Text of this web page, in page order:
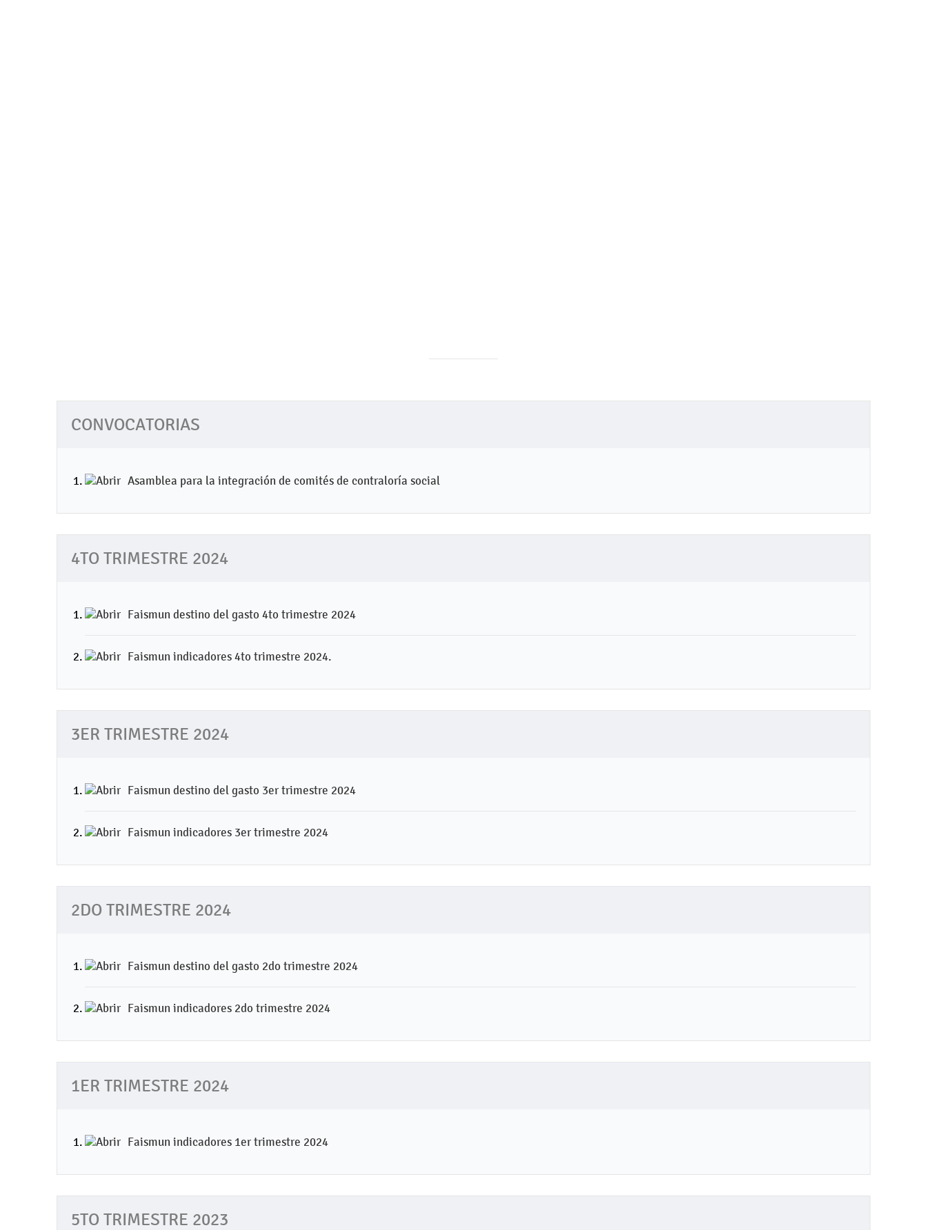
CONVOCATORIAS
Asamblea para la integración de comités de contraloría social
4TO TRIMESTRE 2024
Faismun destino del gasto 4to trimestre 2024
Faismun indicadores 4to trimestre 2024.
3ER TRIMESTRE 2024
Faismun destino del gasto 3er trimestre 2024
Faismun indicadores 3er trimestre 2024
2DO TRIMESTRE 2024
Faismun destino del gasto 2do trimestre 2024
Faismun indicadores 2do trimestre 2024
1ER TRIMESTRE 2024
Faismun indicadores 1er trimestre 2024
5TO TRIMESTRE 2023